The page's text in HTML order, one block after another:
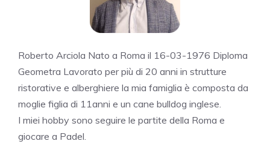
Roberto Arciola Nato a Roma il 16-03-1976 Diploma
Geometra Lavorato per più di 20 anni in strutture
ristorative e alberghiere la mia famiglia è composta da
moglie figlia di 11anni e un cane bulldog inglese.
I miei hobby sono seguire le partite della Roma e
giocare a Padel.